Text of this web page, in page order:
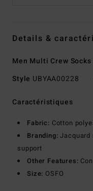
Details &
Men Multi Crew Socks
Style UBYAA00228
Caractéristiques
Fabric: Cotton
Branding: Jacquard
support
Other Features:
Size: OSFO